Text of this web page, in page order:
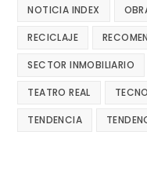
NOTICIA INDEX
RECICLAJE
SECTOR INMOBILIARIO
TEATRO REAL
TENDENCIA